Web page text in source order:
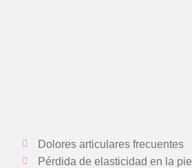
Dolores articulares frecuentes
Pérdida de elasticidad en la piel